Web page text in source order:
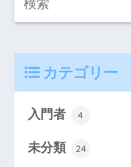
カテゴリー
入門者 4
未分類 24